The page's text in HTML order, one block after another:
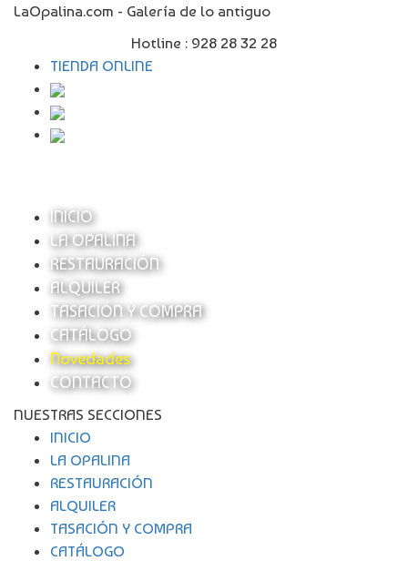
LaOpalina.com - Galería de lo antiguo
Hotline : 928 28 32 28
TIENDA ONLINE
INICIO
LA OPALINA
RESTAURACIÓN
ALQUILER
TASACIÓN Y COMPRA
CATÁLOGO
Novedades
CONTACTO
NUESTRAS SECCIONES
INICIO
LA OPALINA
RESTAURACIÓN
ALQUILER
TASACIÓN Y COMPRA
CATÁLOGO